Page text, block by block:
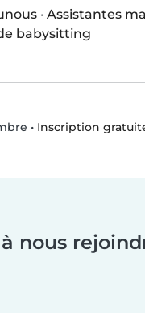
· Assistantes
babysitting
• Inscription
nous